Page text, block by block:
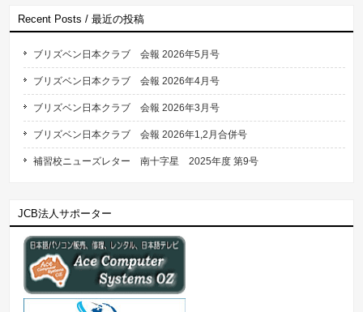
Recent Posts / 最近の投稿
ブリズベン日本クラブ 会報 2026年5月号
ブリズベン日本クラブ 会報 2026年4月号
ブリズベン日本クラブ 会報 2026年3月号
ブリズベン日本クラブ 会報 2026年1,2月合併号
補習校ニューズレター 南十字星 2025年度 第9号
JCB法人サポーター